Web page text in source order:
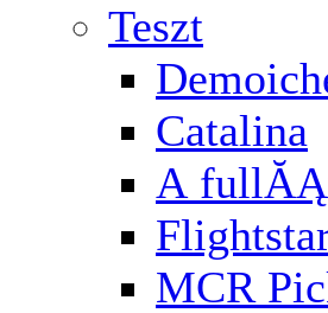
Teszt
Catalina
A
MCR